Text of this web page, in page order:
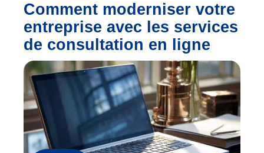
Comment moderniser votre
entreprise avec les services
de consultation en ligne